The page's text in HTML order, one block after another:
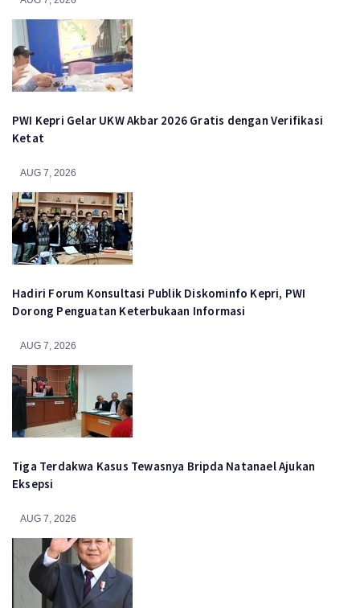
PWI Kepri Gelar UKW Akbar 2026 Gratis dengan Verifikasi
Ketat
AUG 7, 2026
Hadiri Forum Konsultasi Publik Diskominfo Kepri, PWI
Dorong Penguatan Keterbukaan Informasi
AUG 7, 2026
Tiga Terdakwa Kasus Tewasnya Bripda Natanael Ajukan
Eksepsi
AUG 7, 2026